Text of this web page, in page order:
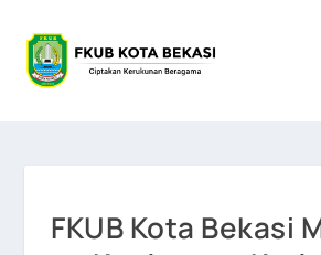
FKUB Kota Bekasi